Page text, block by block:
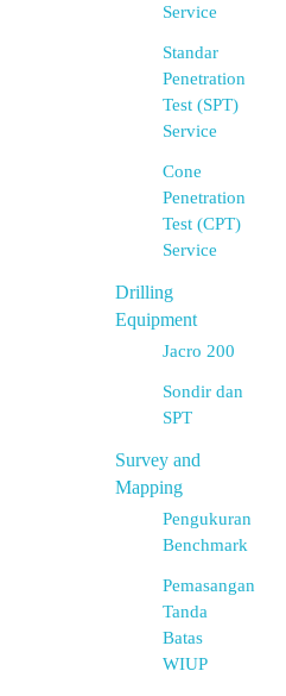
Service
Standar
Penetration
Test (SPT)
Service
Cone
Penetration
Test (CPT)
Service
Drilling
Equipment
Jacro 200
Sondir dan
SPT
Survey and
Mapping
Pengukuran
Benchmark
Pemasangan
Tanda
Batas
WIUP